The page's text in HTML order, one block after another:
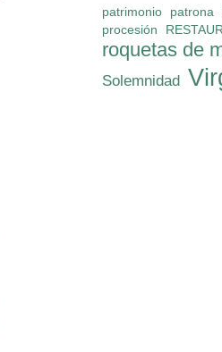
patrimonio patrona
procesión
roquetas de
Solemnidad